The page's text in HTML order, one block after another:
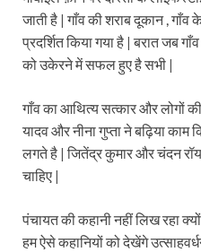
जाती है | गाँव की शराब दूकान ,
प्रदर्शित किया गया है | बरात जब
को उकेरने में सफल हुए है सभी |
गाँव का आथित्य सत्कार और लोगों
यादव और नीना गुप्ता ने बढ़िया
लगते है | जितेंद्र कुमार और चंदन रॉय
चाहिए |
पंचायत की कहानी नहीं लिख रहा
हम ऐसे कहानियों को देखेंगे